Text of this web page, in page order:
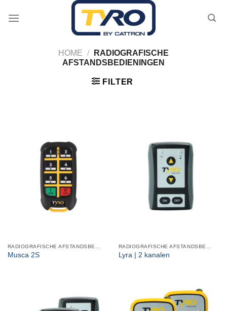
HOME /
RADIOGRAFISCHE
AFSTANDSBEDIENINGEN
FILTER
Musca 2S Lyra | 2 kanalen